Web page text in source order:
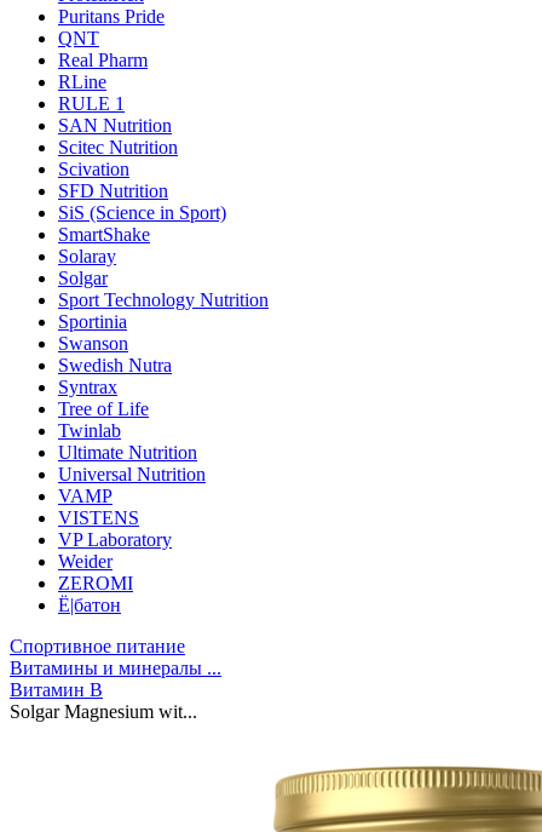
Puritans Pride
QNT
Real Pharm
RLine
RULE 1
SAN Nutrition
Scitec Nutrition
Scivation
SFD Nutrition
SiS (Science in Sport)
SmartShake
Solaray
Solgar
Sport Technology Nutrition
Sportinia
Swanson
Swedish Nutra
Syntrax
Tree of Life
Twinlab
Ultimate Nutrition
Universal Nutrition
VAMP
VISTENS
VP Laboratory
Weider
ZEROMI
Ё|батон
Спортивное питание
Витамины и минералы ...
Витамин B
Solgar Magnesium wit...